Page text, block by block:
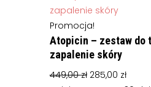
Promocja!
Atopicin – zestaw do
zapalenie skóry
449,00zł Pierwotna
285,00 zł